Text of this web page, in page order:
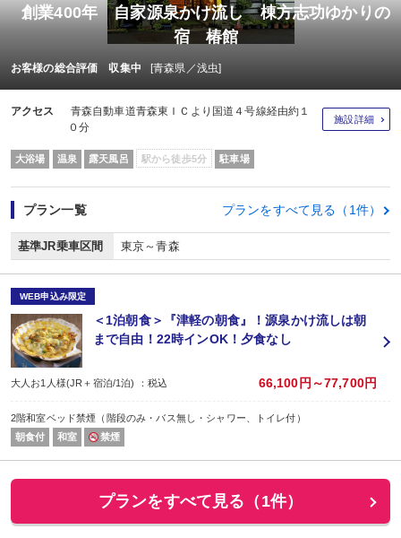
創業400年 自家源泉かけ流し 棟方志功ゆかりの
宿 椿館
お客様の総合評価 収集中 [青森県／浅虫]
アクセス
青森自動車道青森東ＩＣより国道４号線経由約１
０分
施設詳細
大浴場 温泉 露天風呂 駅から徒歩5分 駐車場
プラン一覧 プランをすべて見る（1件）
基準JR乗車区間 東京～青森
WEB申込み限定
＜1泊朝食＞『津軽の朝食』！源泉かけ流しは朝
まで自由！22時インOK！夕食なし
大人お1人様(JR＋宿泊/1泊) ：税込 66,100円～77,700円
2階和室ベッド禁煙（階段のみ・バス無し・シャワー、トイレ付）
朝食付
和室 禁煙
プランをすべて見る（1件）